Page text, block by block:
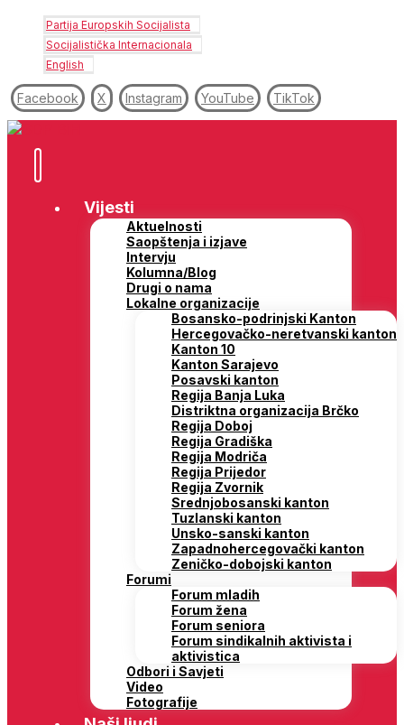
Partija Europskih Socijalista
Socijalistička Internacionala
English
Facebook X Instagram YouTube TikTok
Vijesti
Aktuelnosti
Saopštenja i izjave
Intervju
Kolumna/Blog
Drugi o nama
Lokalne organizacije
Bosansko-podrinjski Kanton
Hercegovačko-neretvanski kanton
Kanton 10
Kanton Sarajevo
Posavski kanton
Regija Banja Luka
Distriktna organizacija Brčko
Regija Doboj
Regija Gradiška
Regija Modriča
Regija Prijedor
Regija Zvornik
Srednjobosanski kanton
Tuzlanski kanton
Unsko-sanski kanton
Zapadnohercegovački kanton
Zeničko-dobojski kanton
Forumi
Forum mladih
Forum žena
Forum seniora
Forum sindikalnih aktivista i
aktivistica
Odbori i Savjeti
Video
Fotografije